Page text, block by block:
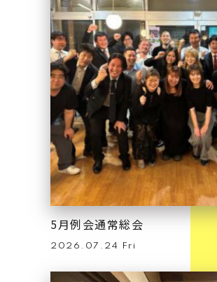
5月例会通常総会
2026.07.24 Fri